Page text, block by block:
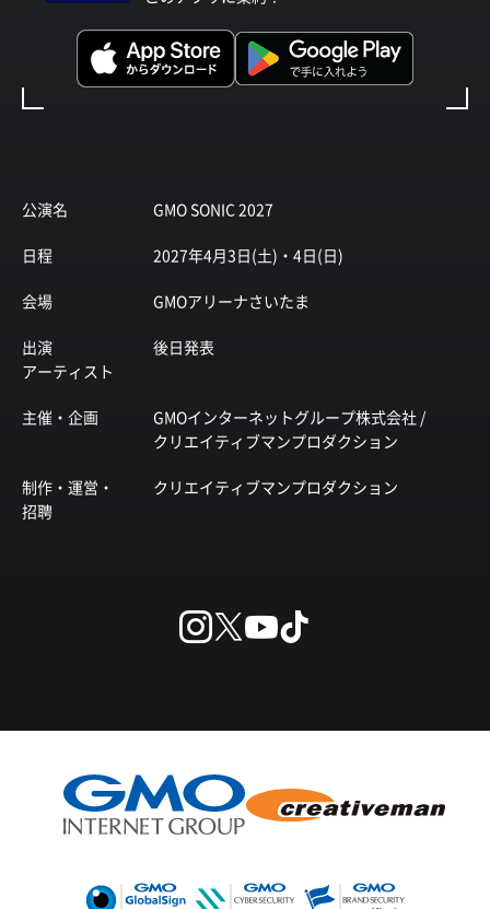
公演名 GMO SONIC 2027
日程 2027年4月3日(土)・4日(日)
会場 GMOアリーナさいたま
出演
アーティスト
後日発表
主催・企画
GMOインターネットグループ株式会社 /
クリエイティブマンプロダクション
制作・運営・
招聘
クリエイティブマンプロダクション